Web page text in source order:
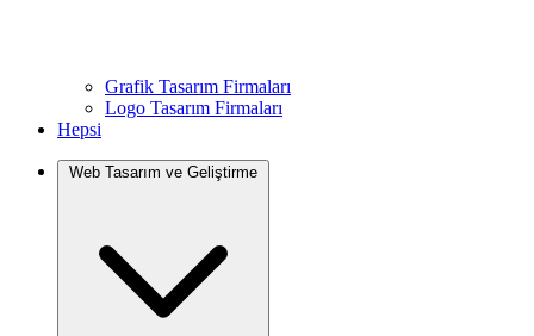
Grafik Tasarım Firmaları
Logo Tasarım Firmaları
Hepsi
Web Tasarım ve Geliştirme